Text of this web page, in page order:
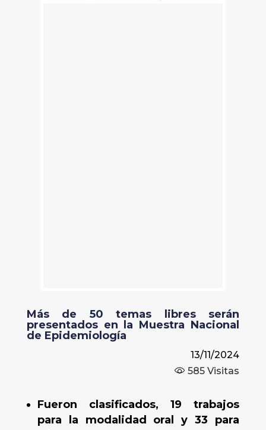
Más de 50 temas libres serán
presentados en la Muestra Nacional
de Epidemiología
13/11/2024
585 Visitas
Fueron clasificados, 19 trabajos
para la modalidad oral y 33 para